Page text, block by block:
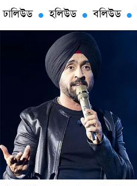
ঢালিউড হলিউড বলিউড